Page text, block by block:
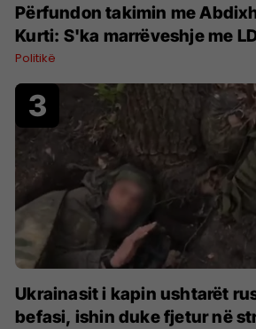
Përfundon takimin me
Kurti: S'ka marrëveshje me
Politikë
Ukrainasit i kapin ushtarët
befasi, ishin duke fjetur në